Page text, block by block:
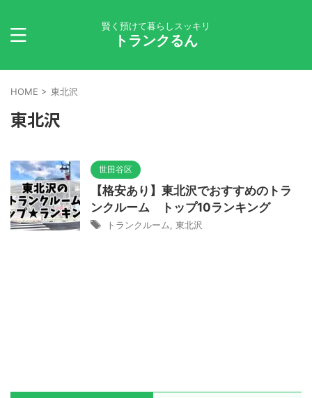
賢く預けて暮らしスッキリ
トランクるん
HOME > 東北沢
東北沢
世田谷区
【格安あり】東北沢でおすすめのトラ
ンクルーム トップ10ランキング
トランクルーム 東北沢